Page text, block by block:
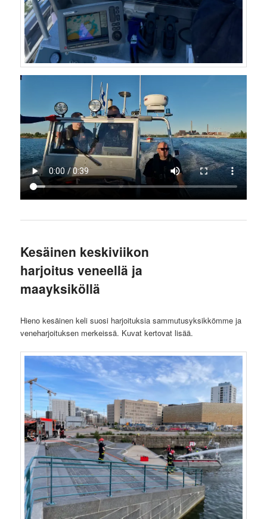
Kesäinen keskiviikon
harjoitus veneellä ja
maayksiköllä
Hieno kesäinen keli suosi harjoituksia sammutusyksikkömme ja
veneharjoituksen merkeissä. Kuvat kertovat lisää.